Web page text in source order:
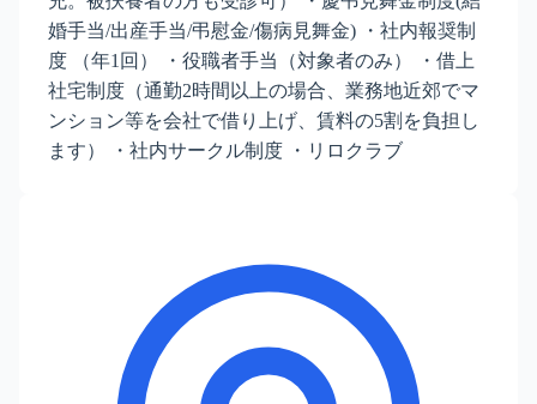
婚手当/出産手当/弔慰金/傷病見舞金) ・社内報奨制
度 （年1回） ・役職者手当（対象者のみ） ・借上
社宅制度（通勤2時間以上の場合、業務地近郊でマ
ンション等を会社で借り上げ、賃料の5割を負担し
ます） ・社内サークル制度 ・リロクラブ